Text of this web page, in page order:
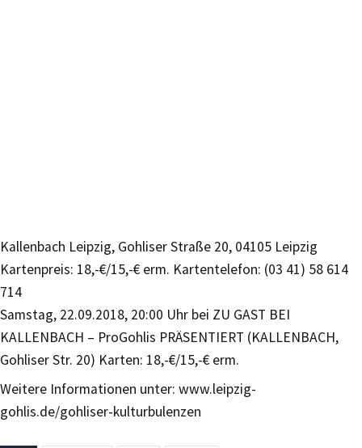
Kallenbach Leipzig, Gohliser Straße 20, 04105 Leipzig
Kartenpreis: 18,-€/15,-€ erm. Kartentelefon: (03 41) 58 614
714
Samstag, 22.09.2018, 20:00 Uhr bei ZU GAST BEI
KALLENBACH – ProGohlis PRÄSENTIERT (KALLENBACH,
Gohliser Str. 20) Karten: 18,-€/15,-€ erm.
Weitere Informationen unter: www.leipzig-
gohlis.de/gohliser-kulturbulenzen